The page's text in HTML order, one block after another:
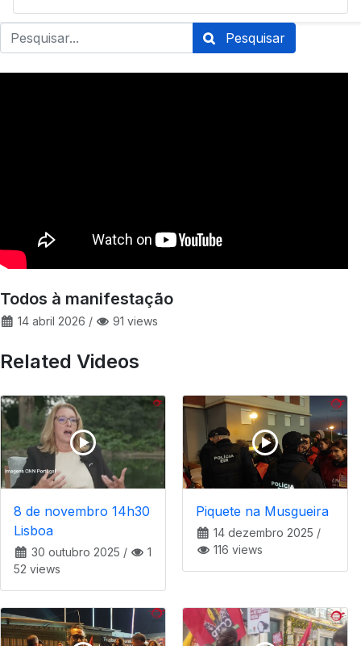
Pesquisar
Todos à manifestação
14 abril 2026 / 91 views
Related Videos
8 de novembro 14h30
Lisboa
30 outubro 2025 /
1
52 views
Piquete na Musgueira
14 dezembro 2025 /
116 views